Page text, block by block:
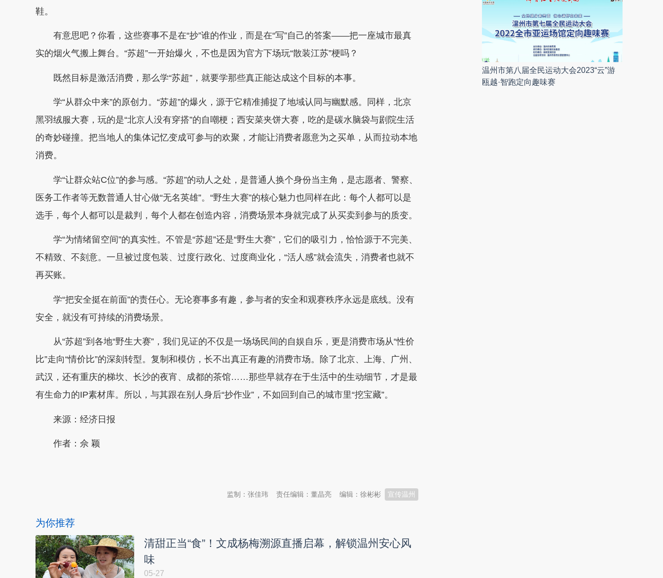
鞋。
有意思吧？你看，这些赛事不是在“抄”谁的作业，而是在“写”自己的答案——把一座城市最真
实的烟火气搬上舞台。“苏超”一开始爆火，不也是因为官方下场玩“散装江苏”梗吗？
既然目标是激活消费，那么学“苏超”，就要学那些真正能达成这个目标的本事。
学“从群众中来”的原创力。“苏超”的爆火，源于它精准捕捉了地域认同与幽默感。同样，北京
黑羽绒服大赛，玩的是“北京人没有穿搭”的自嘲梗；西安菜夹饼大赛，吃的是碳水脑袋与剧院生活
的奇妙碰撞。把当地人的集体记忆变成可参与的欢聚，才能让消费者愿意为之买单，从而拉动本地
消费。
学“让群众站C位”的参与感。“苏超”的动人之处，是普通人换个身份当主角，是志愿者、警察、
医务工作者等无数普通人甘心做“无名英雄”。“野生大赛”的核心魅力也同样在此：每个人都可以是
选手，每个人都可以是裁判，每个人都在创造内容，消费场景本身就完成了从买卖到参与的质变。
学“为情绪留空间”的真实性。不管是“苏超”还是“野生大赛”，它们的吸引力，恰恰源于不完美、
不精致、不刻意。一旦被过度包装、过度行政化、过度商业化，“活人感”就会流失，消费者也就不
再买账。
学“把安全挺在前面”的责任心。无论赛事多有趣，参与者的安全和观赛秩序永远是底线。没有
安全，就没有可持续的消费场景。
从“苏超”到各地“野生大赛”，我们见证的不仅是一场场民间的自娱自乐，更是消费市场从“性价
比”走向“情价比”的深刻转型。复制和模仿，长不出真正有趣的消费市场。除了北京、上海、广州、
武汉，还有重庆的梯坎、长沙的夜宵、成都的茶馆……那些早就存在于生活中的生动细节，才是最
有生命力的IP素材库。所以，与其跟在别人身后“抄作业”，不如回到自己的城市里“挖宝藏”。
来源：经济日报
作者：佘 颖
宣传温州
编辑：徐彬彬
责任编辑：董晶亮
监制：张佳玮
为你推荐
清甜正当“食”！文成杨梅溯源直播启幕，解锁温州安心风
味
05-27
温州市第八届全民运动大会2023“云”游
瓯越·智跑定向趣味赛